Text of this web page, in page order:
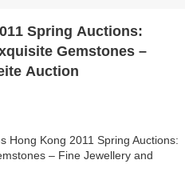
Spring Auctions:
Gemstones –
Auction